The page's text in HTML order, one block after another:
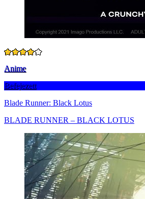
Anime
Befejezett
Blade Runner: Black Lotus
BLADE RUNNER – BLACK LOTUS